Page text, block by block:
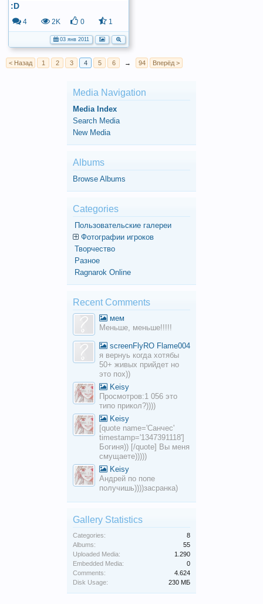
:D
4 2K 0 1
03 янв 2011
< Назад 1 2 3 4 5 6 → 94 Вперёд >
Media Navigation
Media Index
Search Media
New Media
Albums
Browse Albums
Categories
Пользовательские галереи
Фотографии игроков
Творчество
Разное
Ragnarok Online
Recent Comments
мем
Меньше, меньше!!!!!
screenFlyRO Flame004
я вернуь когда хотябы
50+ живых прийдет но
это пох))
Keisy
Просмотров:1 056 это
типо прикол?))))
Keisy
[quote name='Санчес'
timestamp='1347391118']
Богиня)) [/quote] Вы меня
смущаете)))))
Keisy
Андрей по попе
получишь))))засранка)
Gallery Statistics
Categories:
8
Albums:
55
Uploaded Media:
1.290
Embedded Media:
0
Comments:
4.624
Disk Usage:
230 МБ